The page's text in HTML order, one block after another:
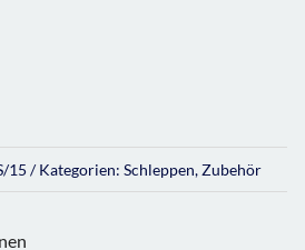
15 Kategorien: Schleppen,Zubehör